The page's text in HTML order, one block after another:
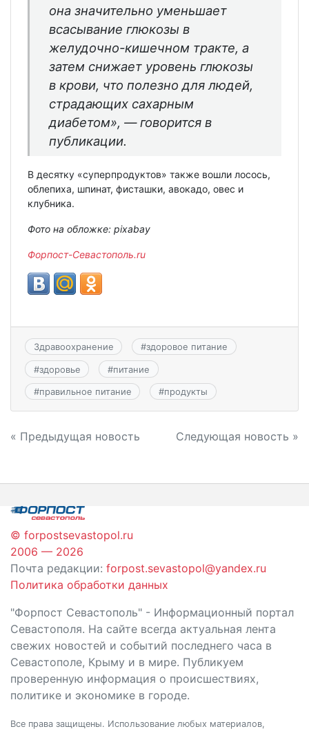
она значительно уменьшает
всасывание глюкозы в
желудочно-кишечном тракте, а
затем снижает уровень глюкозы
в крови, что полезно для людей,
страдающих сахарным
диабетом», — говорится в
публикации.
В десятку «суперпродуктов» также вошли лосось,
облепиха, шпинат, фисташки, авокадо, овес и
клубника.
Фото на обложке: pixabay
Форпост-Севастополь.ru
Здравоохранение #здоровое питание
#здоровье #питание
#правильное питание #продукты
Навигация
записям
« Предыдущая новость Следующая новость »
© forpostsevastopol.ru
2006 — 2026
Почта редакции: forpost.sevastopol@yandex.ru
Политика обработки данных
"Форпост Севастополь" - Информационный портал
Севастополя. На сайте всегда актуальная лента
свежих новостей и событий последнего часа в
Севастополе, Крыму и в мире. Публикуем
проверенную информация о происшествиях,
политике и экономике в городе.
Все права защищены. Использование любых материалов,